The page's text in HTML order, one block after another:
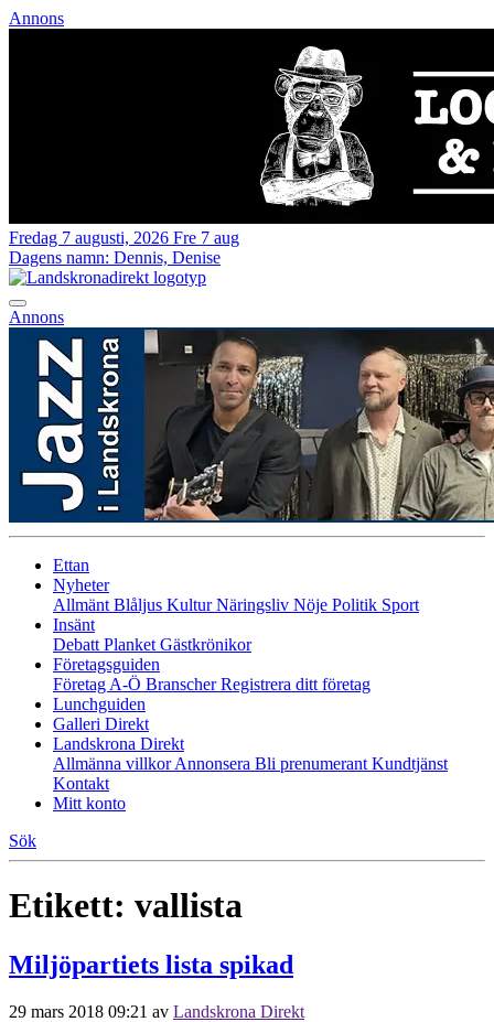
Annons
Fredag 7 augusti, 2026 Fre 7 aug
Dagens namn: Dennis, Denise
Annons
Ettan
Nyheter
Allmänt Blåljus KulturNäringsliv Nöje Politik Sport
Insänt
Debatt Planket Gästkrönikor
Företagsguiden
Företag A-Ö BranscherRegistrera ditt företag
Lunchguiden
Galleri Direkt
Landskrona Direkt
Allmänna villkorAnnonsera Bli prenumerant Kundtjänst
Kontakt
Mitt konto
Sök
Etikett: vallista
Miljöpartiets lista spikad
29 mars 2018 09:21 av Landskrona Direkt